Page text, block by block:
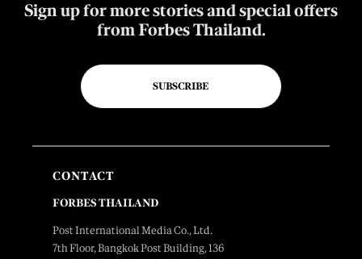
Sign up for more stories and special offers
from Forbes Thailand.
SUBSCRIBE
CONTACT
FORBES THAILAND
Post International Media Co., Ltd.
7th Floor, Bangkok Post Building, 136